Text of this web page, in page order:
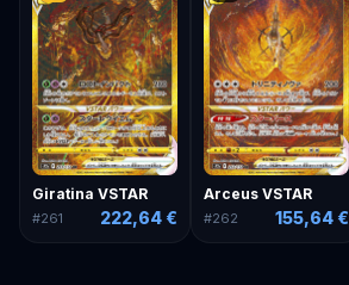
Giratina VSTAR
#261 222,64 €
Arceus VSTAR
#262 155,64 €